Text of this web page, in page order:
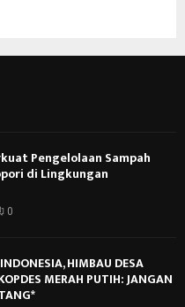
Pengelolaan Sampah
di Lingkungan
0
HIMBAU DESA
MERAH PUTIH: JANGAN